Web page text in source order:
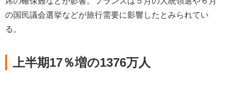
の国民議会選挙などが旅行需要に影響したとみられてい
る。
上半期17％増の1376万人